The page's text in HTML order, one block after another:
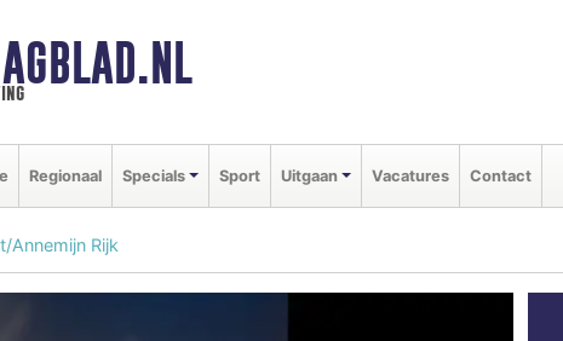
Regionaal Specials Sport Uitgaan Vacatures Contact
Annemijn Rijk